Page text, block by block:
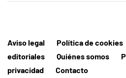
Aviso legal Política de cookies
editoriales
Quiénes somos
privacidad
Contacto